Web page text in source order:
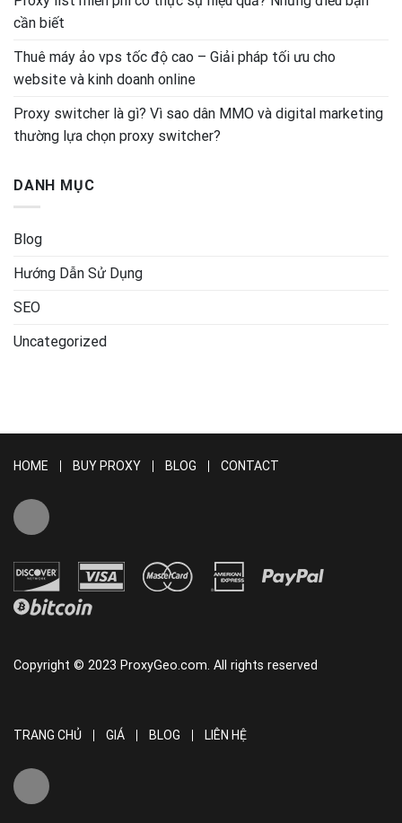
cần biết
Thuê máy ảo vps tốc độ cao – Giải pháp tối ưu cho
website và kinh doanh online
Proxy switcher là gì? Vì sao dân MMO và digital marketing
thường lựa chọn proxy switcher?
DANH MỤC
Blog
Hướng Dẫn Sử Dụng
SEO
Uncategorized
HOME BUY PROXY BLOG CONTACT
Copyright © 2023 ProxyGeo.com. All rights reserved
TRANG CHỦ GIÁ BLOG LIÊN HỆ